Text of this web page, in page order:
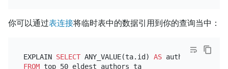
你可以通过表连接将临时表中的数据引用到你的查询当中：
EXPLAIN SELECT ANY_VALUE(ta.id) AS author_id,
FROM
top_50_eldest_authors ta